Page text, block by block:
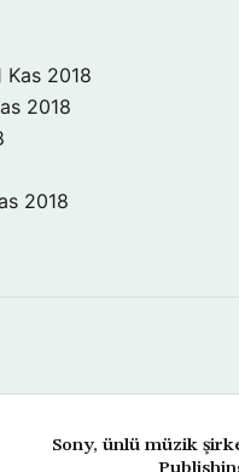
Kas 2018
2018
2018
Sony, ünlü müzik